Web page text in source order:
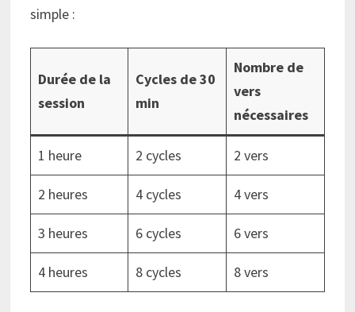
simple :
Durée de la
session
Cycles de 30
min
Nombre de
vers
nécessaires
1 heure 2 cycles 2 vers
2 heures 4 cycles 4 vers
3 heures 6 cycles 6 vers
4 heures 8 cycles 8 vers